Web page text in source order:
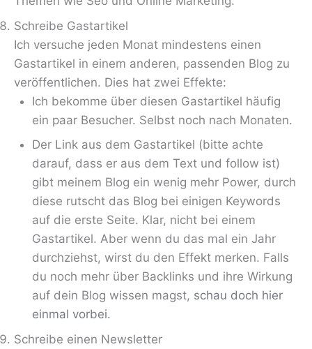
Schreibe Gastartikel
Ich versuche jeden Monat mindestens einen
Gastartikel in einem anderen, passenden Blog zu
veröffentlichen. Dies hat zwei Effekte:
Ich bekomme über diesen Gastartikel häufig
ein paar Besucher. Selbst noch nach Monaten.
Der Link aus dem Gastartikel (bitte achte
darauf, dass er aus dem Text und follow ist)
gibt meinem Blog ein wenig mehr Power, durch
diese rutscht das Blog bei einigen Keywords
auf die erste Seite. Klar, nicht bei einem
Gastartikel. Aber wenn du das mal ein Jahr
durchziehst, wirst du den Effekt merken. Falls
du noch mehr über Backlinks und ihre Wirkung
auf dein Blog wissen magst, schau doch hier
einmal vorbei.
Schreibe einen Newsletter